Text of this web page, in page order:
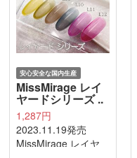
安心安全な国内生産
MissMirage レイ
ヤードシリーズ ..
1,287円
2023.11.19発売
MissMirage レイヤ